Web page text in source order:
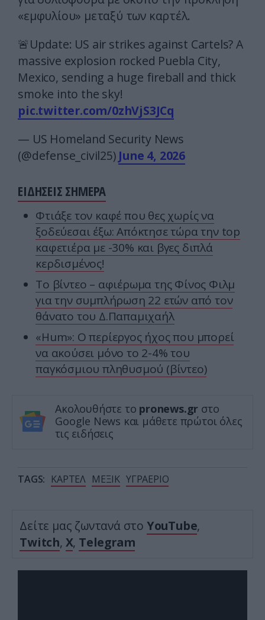
«εμφυλίου» μεταξύ των καρτέλ.
🚨Update: US air strikes against Cartels? A
massive explosion rocked Puebla City,
Mexico, sending a huge fireball and thick
smoke into the sky!
pic.twitter.com/0zhVjS3JCq
— US Homeland Security News
(@defense_civil25) June 4, 2026
ΕΙΔΗΣΕΙΣ ΣΗΜΕΡΑ
Φτιάξε τον καφέ που θες χωρίς να
ξοδεύεσαι έξω: Απόκτησε τώρα την top
καφετιέρα με -30% και βγες διπλά
κερδισμένος!
Το βίντεο – αφιέρωμα της Φίνος Φιλμ
για την συμπλήρωση 22 ετών από τον
θάνατο του Δ.Παπαμιχαήλ
«Hum»: O περίεργος ήχος που μπορεί
να ακούσει μόνο το 2-4% του
παγκόσμιου πληθυσμού (βίντεο)
Ακολουθήστε το pronews.gr στο
Google News και μάθετε πρώτοι όλες
τις ειδήσεις
TAGS: ΚΑΡΤΕΛ ΜΕΞΙΚ ΥΓΡΑΕΡΙΟ
Δείτε μας ζωντανά στο YouTube,
Twitch, X, Telegram